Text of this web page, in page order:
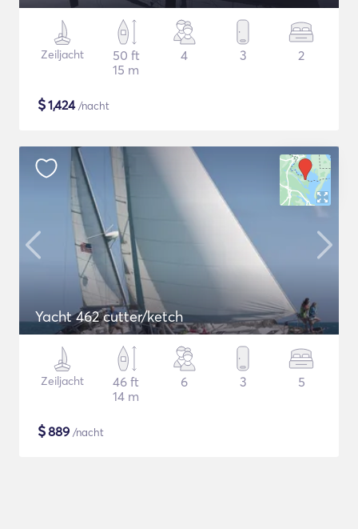
Zeiljacht
50 ft
15 m
4 3 2
$1,424/nacht
Yacht 462 cutter/ketch
Zeiljacht
46 ft
14 m
6 3 5
$889 /nacht